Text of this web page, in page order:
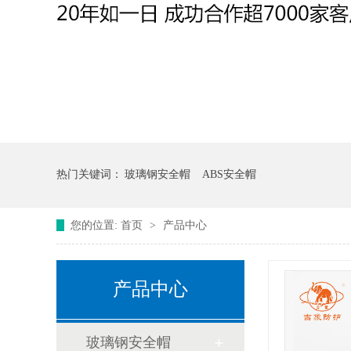
热门关键词： 玻璃钢安全帽 ABS安全帽
您的位置: 首页 > 产品中心
产品中心
玻璃钢安全帽